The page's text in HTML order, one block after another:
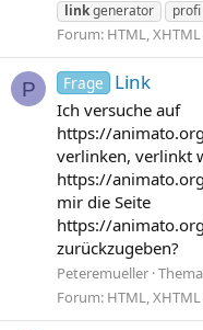
linkgenerator profi
Forum: HTML, XHTML
P Frage Link
Ich versuche auf
https://
verlinken, verlinkt
https://
mir die Seite
https://
zurückzugeben?
Peteremueller Thema
Forum: HTML, XHTML